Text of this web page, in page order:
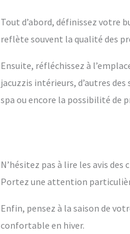
Tout d’abord, définissez votre
reflète souvent la qualité des
Ensuite, réfléchissez à
jacuzzis intérieurs, d’autres
spa ou encore la possibilité de
N’hésitez pas à lire les avis
Portez une attention
Enfin, pensez à la saison de
confortable en hiver.